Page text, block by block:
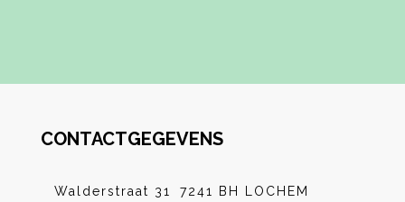
CONTACTGEGEVENS
Walderstraat 31 7241 BH LOCHEM